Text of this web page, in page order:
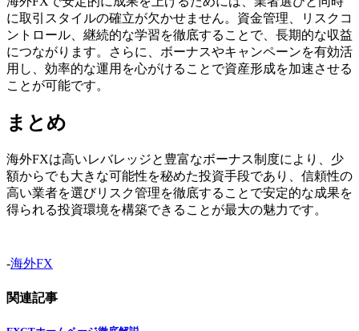
に取引スタイルの確立が欠かせません。資金管理、リスクコ
ントロール、継続的な学習を徹底することで、長期的な収益
につながります。さらに、ボーナスやキャンペーンを有効活
用し、効率的な運用を心がけることで資産形成を加速させる
ことが可能です。
まとめ
海外FXは高いレバレッジと豊富なボーナス制度により、少
額からでも大きな可能性を秘めた投資手段であり、信頼性の
高い業者を選びリスク管理を徹底することで安定的な成果を
得られる投資環境を構築できることが最大の魅力です。
-海外FX
関連記事